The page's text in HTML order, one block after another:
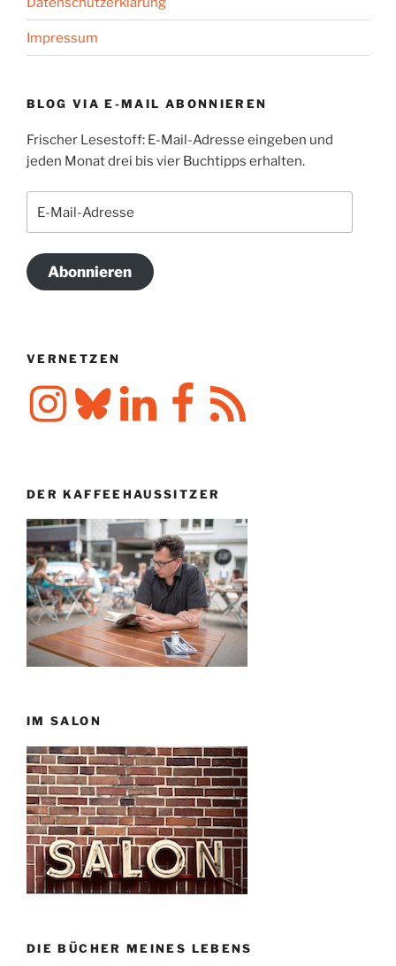
Impressum
BLOG VIA E-MAIL ABONNIEREN
Frischer Lesestoff: E-Mail-Adresse eingeben und
jeden Monat drei bis vier Buchtipps erhalten.
Mail-
Abonnieren
VERNETZEN
InstagramBlueskyLinkedIn FacebookRSS-
Feed
DER KAFFEEHAUSSITZER
IM SALON
DIE BÜCHER MEINES LEBENS